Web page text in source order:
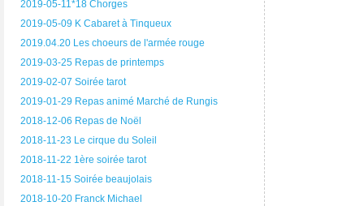
2019-05-11*18 Chorges
2019-05-09 K Cabaret à Tinqueux
2019.04.20 Les choeurs de l'armée rouge
2019-03-25 Repas de printemps
2019-02-07 Soirée tarot
2019-01-29 Repas animé Marché de Rungis
2018-12-06 Repas de Noël
2018-11-23 Le cirque du Soleil
2018-11-22 1ère soirée tarot
2018-11-15 Soirée beaujolais
2018-10-20 Franck Michael